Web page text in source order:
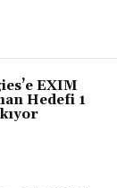
EXIM
Hedefi 1